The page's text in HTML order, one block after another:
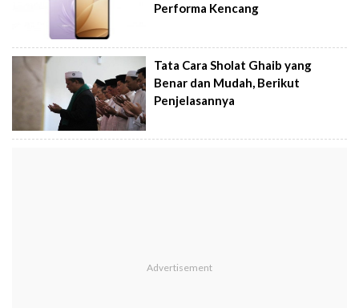
Performa Kencang
Tata Cara Sholat Ghaib yang
Benar dan Mudah, Berikut
Penjelasannya